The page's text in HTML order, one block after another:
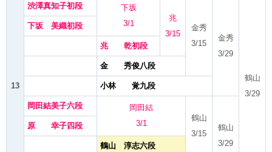
13
渋澤真知子初段
下坂
3/1
兆
3/15
金秀
3/15
金秀
3/29
鶴山
3/29
下坂 美織初段
兆 乾初段
金 秀俊八段
小林 覚九段
岡田結美子六段
岡田結
3/1
鶴山
3/15
鶴山
3/29
原 幸子四段
鶴山 淳志六段